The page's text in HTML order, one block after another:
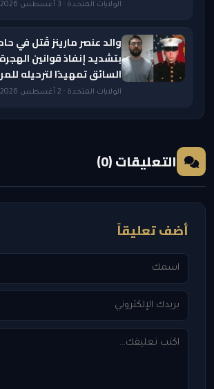
الولايات المتحدة · 3 أغسطس 2026 — 11:05 PM
والد عنصر مارينز قُتل في
بتشديد إنفاذ قوانين
السائق تمهيدًا لترحيله
الولايات المتحدة · 2 أغسطس 2026 — 4:50 AM
التعليقات (0)
أضف تعليقاً